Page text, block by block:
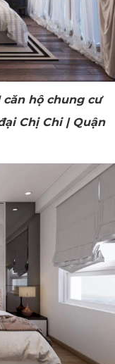
hộ chung cư
Chị Chi | Quận